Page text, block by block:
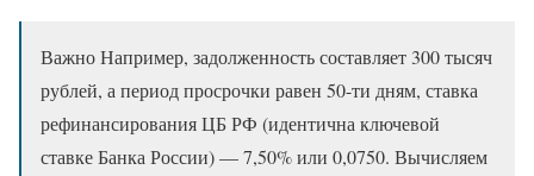
Важно Например, задолженность составляет 300 тысяч
рублей, а период просрочки равен 50-ти дням, ставка
рефинансирования ЦБ РФ (идентична ключевой
ставке Банка России) — 7,50% или 0,0750. Вычисляем